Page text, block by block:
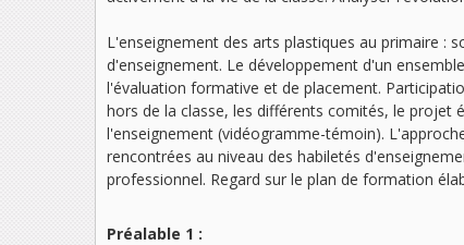
L'enseignement des arts plastiques au primaire :
d'enseignement. Le développement d'un
l'évaluation formative et de placement.
hors de la classe, les différents comités, le projet
l'enseignement (vidéogramme-témoin).
rencontrées au niveau des habiletés
professionnel. Regard sur le plan de formation
Préalable 1 :